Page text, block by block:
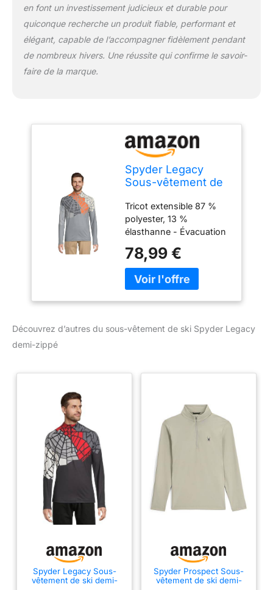
en font un investissement judicieux et durable pour
quiconque recherche un produit fiable, performant et
élégant, capable de l’accompagner fidèlement pendant
de nombreux hivers. Une réussite qui confirme le savoir-
faire de la marque.
Spyder Legacy
Sous-vêtement de
col en T pour
homme
Tricot extensible 87 %
polyester, 13 %
élasthanne - Évacuation
Graphiques saisonniers
Spyder personnalisés
Boucle de casier
éclair centrale YKK sur le
78,99 €
Découvrez d’autres du sous-vêtement de ski Spyder Legacy
demi-zippé
Spyder Legacy Sous-
vêtement de ski demi-
Spyder Prospect Sous-
vêtement de ski demi-